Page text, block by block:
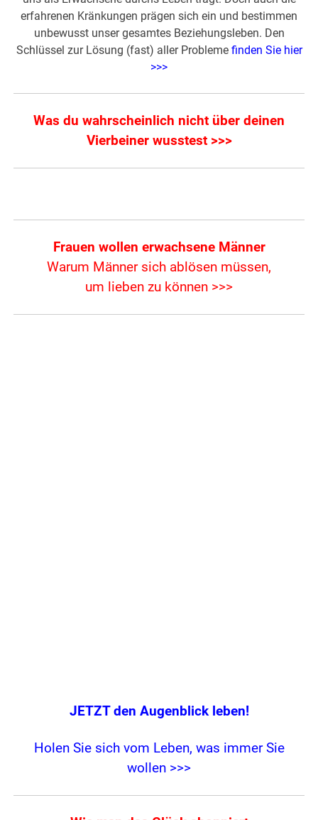
erfahrenen Kränkungen prägen sich ein und bestimmen
unbewusst unser gesamtes Beziehungsleben. Den
Schlüssel zur Lösung (fast) aller Probleme finden Sie hier
>>>
Was du wahrscheinlich nicht über deinen
Vierbeiner wusstest >>>
Frauen wollen erwachsene Männer
Warum Männer sich ablösen müssen,
um lieben zu können >>>
JETZT den Augenblick leben!
Holen Sie sich vom Leben, was immer Sie
wollen >>>